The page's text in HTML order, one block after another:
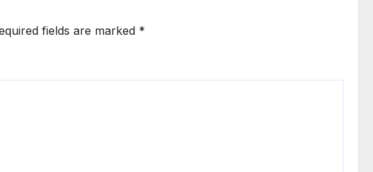
fields are marked *